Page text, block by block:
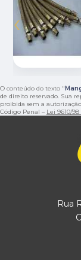
‹
O conteúdo do texto "
de direito reservado. Sua
proibida sem a
Código Penal – Lei 9610/
Rua